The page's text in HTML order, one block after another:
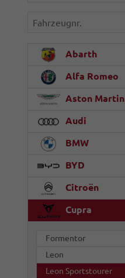
Fahrzeugnr.
Abarth
Alfa Romeo
Aston Martin
Audi
BMW
BYD
Citroën
Cupra
Formentor
Leon
Leon Sportstourer